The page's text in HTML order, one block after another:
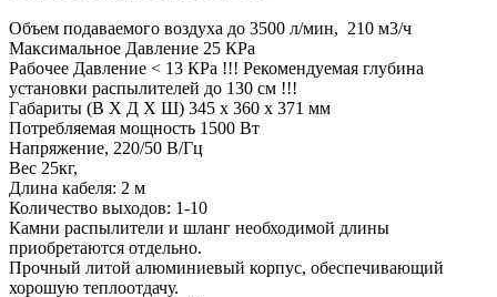
Объем подаваемого воздуха до 3500 л/мин, 210 м3/ч
Максимальное Давление 25 КPa
Рабочее Давление < 13 КРа !!! Рекомендуемая глубина
установки распылителей до 130 см !!!
Габариты (В Х Д Х Ш) 345 х 360 х 371 мм
Потребляемая мощность 1500 Вт
Напряжение, 220/50 В/Гц
Вес 25кг,
Длина кабеля: 2 м
Количество выходов: 1-10
Камни распылители и шланг необходимой длины
приобретаются отдельно.
Прочный литой алюминиевый корпус, обеспечивающий
хорошую теплоотдачу.